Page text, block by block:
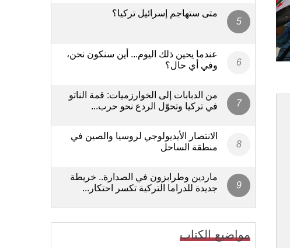
متى ستهاجم إسرائيل تركيا؟
عندما يحين ذلك اليوم... أين سنكون نحن،
وفي أي حال؟
من الدبابات إلى الخوارزميات: قمة الناتو
في تركيا وتحوّل الردع نحو حرب...
الانتصار الأيديولوجي لروسيا والصين في
منطقة الساحل
ماردين وطرابزون في الصدارة.. خريطة
جديدة للدراما التركية تكسر احتكار...
مواضيع الكتاب